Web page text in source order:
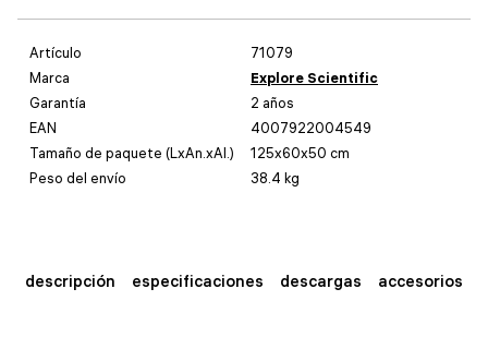
Artículo
71079
Marca
Explore Scientific
Garantía
2 años
EAN
4007922004549
Tamaño de paquete (LxAn.xAl.)
125x60x50 cm
Peso del envío
38.4 kg
descripción especificaciones descargas accesorios